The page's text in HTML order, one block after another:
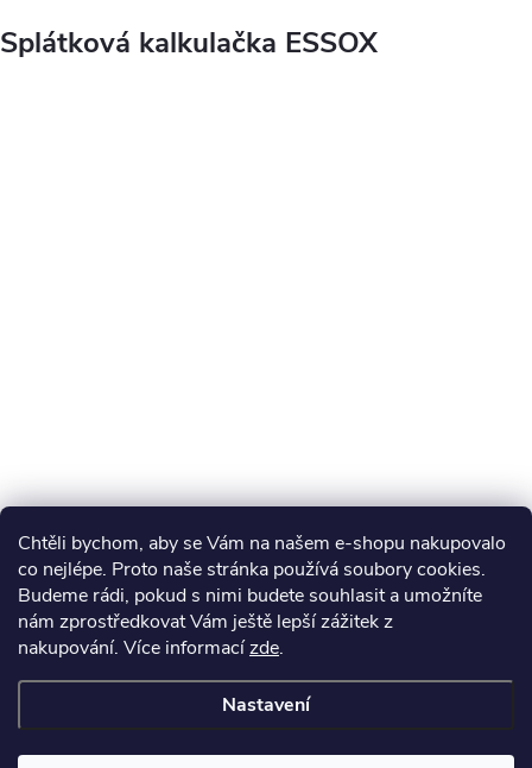
Chtěli bychom, aby se Vám na našem e-shopu nakupovalo
co nejlépe. Proto naše stránka používá soubory cookies.
Budeme rádi, pokud s nimi budete souhlasit a umožníte
nám zprostředkovat Vám ještě lepší zážitek z
nakupování. Více informacízde.
Nastavení
Splátková kalkulačka ESSOX